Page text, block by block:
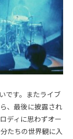
です。またライブ
、最後に披露され
ディに思わずオー
たちの世界観に入